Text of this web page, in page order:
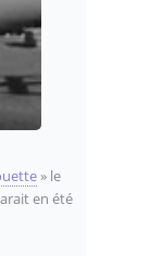
» le
en été